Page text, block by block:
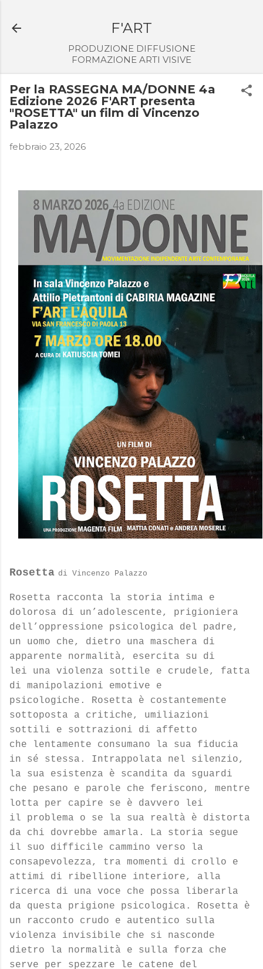
F'ART
PRODUZIONE DIFFUSIONE
FORMAZIONE ARTI VISIVE
Per la RASSEGNA MA/DONNE 4a
Edizione 2026 F'ART presenta
"ROSETTA" un film di Vincenzo
Palazzo
febbraio 23, 2026
Rosetta di Vincenzo Palazzo
Rosetta racconta la storia intima e
dolorosa di un’adolescente, prigioniera
dell’oppressione psicologica del padre,
un uomo che, dietro una maschera di
apparente normalità, esercita su di
lei una violenza sottile e crudele, fatta
di manipolazioni emotive e
psicologiche. Rosetta è costantemente
sottoposta a critiche, umiliazioni
sottili e sottrazioni di affetto
che
lentamente consumano la sua fiducia
in sé stessa. Intrappolata nel silenzio,
la sua esistenza è scandita da sguardi
che pesano e parole che feriscono, mentre
lotta per capire se è davvero lei
il problema o se la sua realtà è distorta
da chi dovrebbe amarla.
La storia segue
il suo difficile cammino verso la
consapevolezza, tra momenti di crollo e
attimi di
ribellione interiore, alla
ricerca di una voce che possa liberarla
da questa prigione psicologica. Rosetta è
un racconto crudo e autentico sulla
violenza invisibile che si nasconde
dietro la normalità e sulla forza che
serve per spezzare le catene del